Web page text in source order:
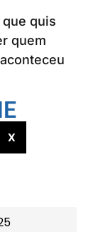
quis
quem
X